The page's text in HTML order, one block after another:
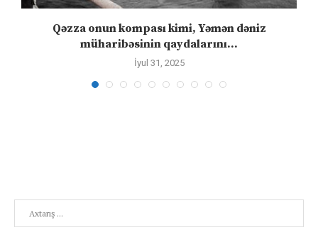
Qəzza onun kompası kimi, Yəmən dəniz
müharibəsinin qaydalarını...
İyul 31, 2025